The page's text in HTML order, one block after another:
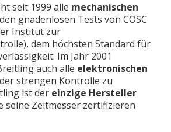
seit 1999 alle mechanischen
den gnadenlosen Tests von COSC
Institut zur
dem höchsten Standard für
Im Jahr 2001
auch alle elektronischen
der strengen Kontrolle zu
ist der einzige Hersteller
seine Zeitmesser zertifizieren